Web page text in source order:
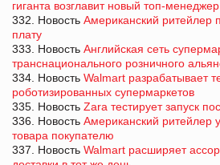
гиганта возглавит новый топ-менеджер
332. Новость Американский ритейлер
плату
333. Новость Английская сеть
транснационального розничного
334. Новость Walmart разрабатывает
роботизированных супермаркетов
335. Новость Zara тестирует запуск
336. Новость Американский ритейлер
товара покупателю
337. Новость Walmart расширяет